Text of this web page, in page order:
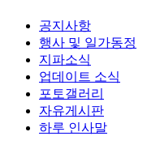
공지사항
행사 및 일가동정
지파소식
업데이트 소식
포토갤러리
자유게시판
하루 인사말